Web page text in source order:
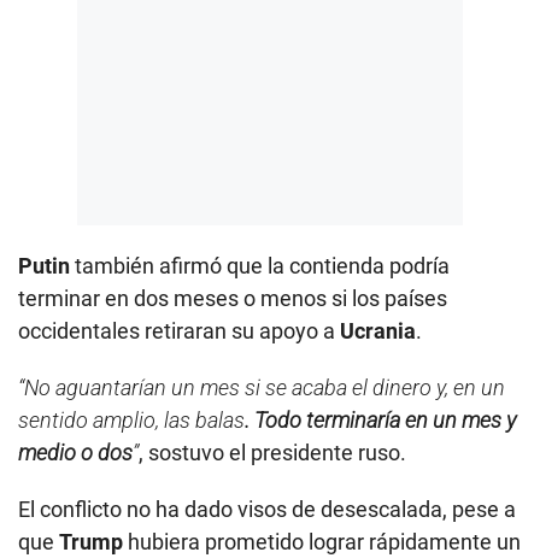
Putintambién afirmó que la contienda podría
terminar en dos meses o menos si los países
occidentales retiraran su apoyo a Ucrania.
“No aguantarían un mes si se acaba el dinero y, en un
sentido amplio, las balas. Todo terminaría en un mes y
medio o dos”, sostuvo el presidente ruso.
El conflicto no ha dado visos de desescalada, pese a
que Trump hubiera prometido lograr rápidamente un